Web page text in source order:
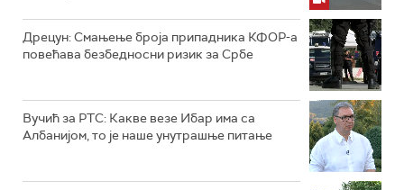
Дрецун: Смањење броја припадника КФОР-а
повећава безбедносни ризик за Србе
Вучић за РТС: Какве везе Ибар има са
Албанијом, то је наше унутрашње питање